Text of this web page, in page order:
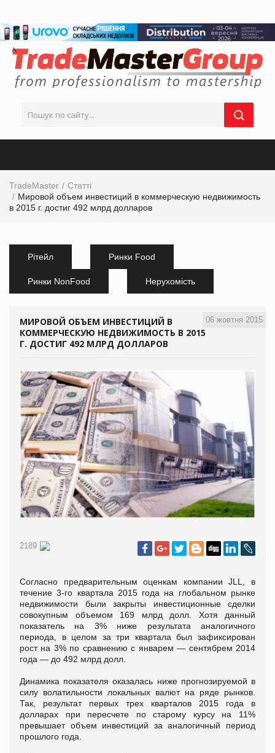
TradeMaster
Статті
Мировой объем инвестиций в коммерческую недвижимость
в 2015 г. достиг 492 млрд долларов
Рітейл Ринки Food
Ринки NonFood Нерухомість
06 жовтня 2015
МИРОВОЙ ОБЪЕМ ИНВЕСТИЦИЙ В
КОММЕРЧЕСКУЮ НЕДВИЖИМОСТЬ В 2015
Г. ДОСТИГ 492 МЛРД ДОЛЛАРОВ
2189
Согласно предварительным оценкам компанииJLL, в
течение 3-го квартала 2015 года на глобальном рынке
недвижимости были закрыты инвестиционные сделки
совокупным объемом 169 млрд долл. Хотя данный
показатель на 3% ниже результата аналогичного
периода, в целом за три квартала был зафиксирован
рост на 3% по сравнению с январем — сентябрем 2014
года — до 492 млрд долл.
Динамика показателя оказалась ниже прогнозируемой в
силу волатильности локальных валют на ряде рынков.
Так, результат первых трех кварталов 2015 года в
долларах при пересчете по старому курсу на 11%
превышает объем инвестиций за аналогичный период
прошлого года.